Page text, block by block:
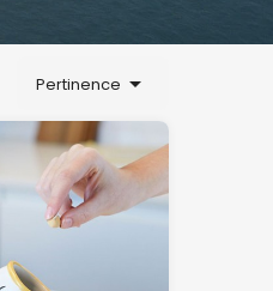
Pertinence 